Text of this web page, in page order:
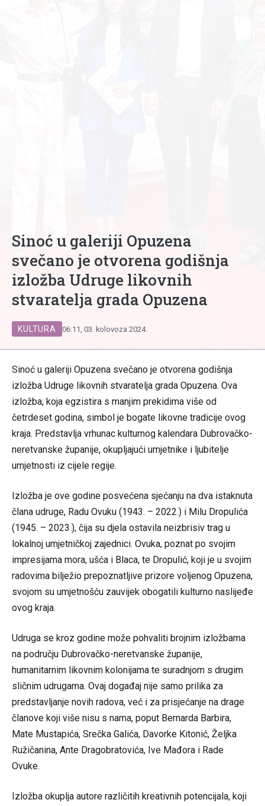
Sinoć u galeriji Opuzena
svečano je otvorena godišnja
izložba Udruge likovnih
stvaratelja grada Opuzena
KULTURA 06:11, 03. kolovoza 2024.
Sinoć u galeriji Opuzena svečano je otvorena godišnja
izložba Udruge likovnih stvaratelja grada Opuzena. Ova
izložba, koja egzistira s manjim prekidima više od
četrdeset godina, simbol je bogate likovne tradicije ovog
kraja. Predstavlja vrhunac kulturnog kalendara Dubrovačko-
neretvanske županije, okupljajući umjetnike i ljubitelje
umjetnosti iz cijele regije.
Izložba je ove godine posvećena sjećanju na dva istaknuta
člana udruge, Radu Ovuku (1943. – 2022.) i Milu Dropulića
(1945. – 2023.), čija su djela ostavila neizbrisiv trag u
lokalnoj umjetničkoj zajednici. Ovuka, poznat po svojim
impresijama mora, ušća i Blaca, te Dropulić, koji je u svojim
radovima bilježio prepoznatljive prizore voljenog Opuzena,
svojom su umjetnošću zauvijek obogatili kulturno naslijeđe
ovog kraja.
Udruga se kroz godine može pohvaliti brojnim izložbama
na području Dubrovačko-neretvanske županije,
humanitarnim likovnim kolonijama te suradnjom s drugim
sličnim udrugama. Ovaj događaj nije samo prilika za
predstavljanje novih radova, već i za prisjećanje na drage
članove koji više nisu s nama, poput Bernarda Barbira,
Mate Mustapića, Srečka Galića, Davorke Kitonić, Željka
Ružičanina, Ante Dragobratovića, Ive Mađora i Rade
Ovuke.
Izložba okuplja autore različitih kreativnih potencijala, koji